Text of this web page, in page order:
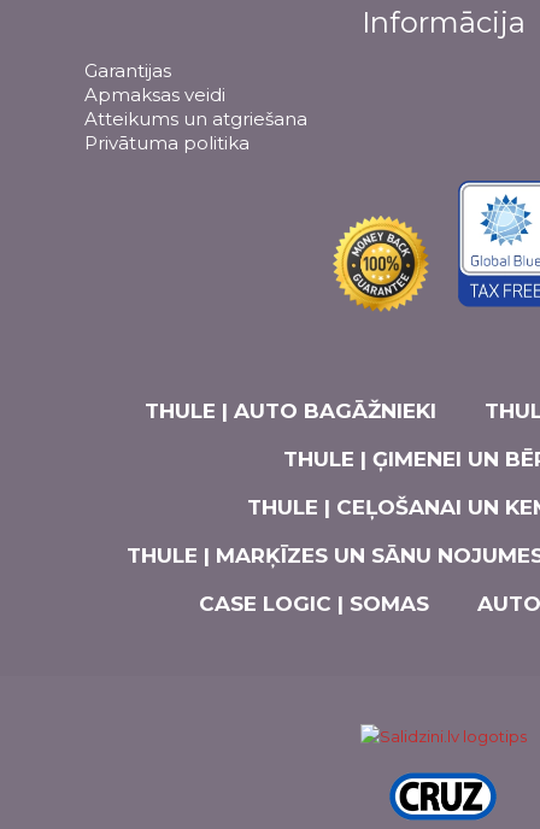
Informācija
Garantijas
Apmaksas veidi
Atteikums un atgriešana
Privātuma politika
THULE | AUTO BAGĀŽNIEKI
THULE | ĢIMENEI UN
THULE | CEĻOŠANAI UN
THULE | MARĶĪZES UN SĀNU
CASE LOGIC | SOMAS